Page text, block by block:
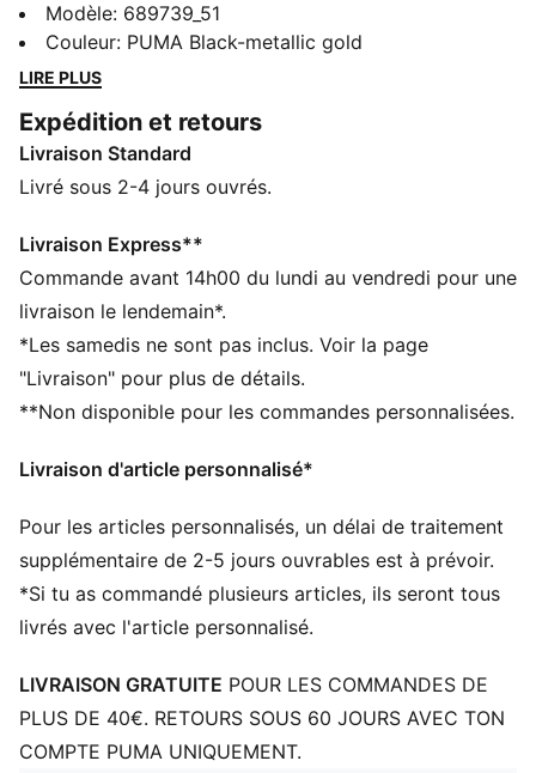
les jours, les essentiels PUMA pour les enfants et
adolescents jouent la carte du look décontracté. Ces
modèles misent sur des coupes faciles à porter qui ne
l’entraînement ou simplement pour passer du temps
avec ses amis, ces vêtements répondent toujours
présents. Des essentiels incontournables, pour toutes
CARACTÉRISTIQUES + AVANTAGES
Confectionné avec un minimum de 50 % de matériaux
recyclés
Coupe : Régulière
Matériau principal : polaire
Avec capuche
Longueur : Régulière
Poignets et ourlet côtelés
PUMA Enfant et Adolescent : recommandé pour les
enfants âgés de 8 à 16 ans
Modèle: 689739_51
Couleur: PUMA Black-metallic gold
LIRE PLUS
Expédition et retours
Livraison Standard
Livré sous 2-4 jours ouvrés.
Livraison Express**
Commande avant 14h00 du lundi au vendredi pour une
livraison le lendemain*.
*Les samedis ne sont pas inclus. Voir la page
"Livraison" pour plus de détails.
**Non disponible pour les commandes personnalisées.
Livraison d'article personnalisé*
Pour les articles personnalisés, un délai de traitement
supplémentaire de 2-5 jours ouvrables est à prévoir.
*Si tu as commandé plusieurs articles, ils seront tous
livrés avec l'article personnalisé.
LIVRAISON GRATUITE POUR LES COMMANDES DE
PLUS DE 40€. RETOURS SOUS 60 JOURS AVEC TON
COMPTE PUMA UNIQUEMENT.